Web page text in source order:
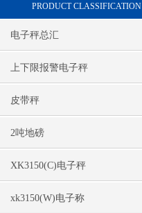
PRODUCT CLASSIFICATION
电子秤总汇
上下限报警电子秤
皮带秤
2吨地磅
XK3150(C)电子秤
xk3150(W)电子称